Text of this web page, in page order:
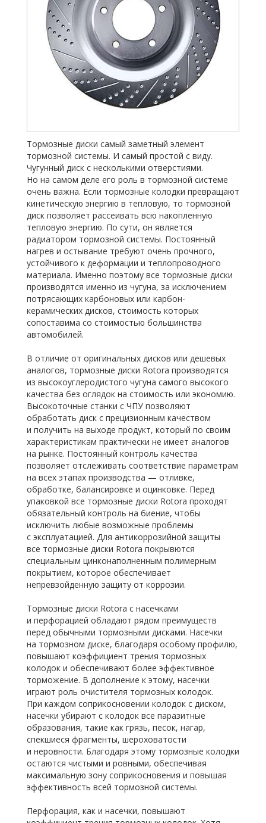
Тормозные диски самый заметный элемент
тормозной системы. И самый простой с виду.
Чугунный диск с несколькими отверстиями.
Но на самом деле его роль в тормозной системе
очень важна. Если тормозные колодки превращают
кинетическую энергию в тепловую, то тормозной
диск позволяет рассеивать всю накопленную
тепловую энергию. По сути, он является
радиатором тормозной системы. Постоянный
нагрев и остывание требуют очень прочного,
устойчивого к деформации и теплопроводного
материала. Именно поэтому все тормозные диски
производятся именно из чугуна, за исключением
потрясающих карбоновых или карбон-
керамических дисков, стоимость которых
сопоставима со стоимостью большинства
автомобилей.
В отличие от оригинальных дисков или дешевых
аналогов, тормозные диски Rotora производятся
из высокоуглеродистого чугуна самого высокого
качества без оглядок на стоимость или экономию.
Высокоточные станки с ЧПУ позволяют
обработать диск с прецизионным качеством
и получить на выходе продукт, который по своим
характеристикам практически не имеет аналогов
на рынке. Постоянный контроль качества
позволяет отслеживать соответствие параметрам
на всех этапах производства — отливке,
обработке, балансировке и оцинковке. Перед
упаковкой все тормозные диски Rotora проходят
обязательный контроль на биение, чтобы
исключить любые возможные проблемы
с эксплуатацией. Для антикоррозийной защиты
все тормозные диски Rotora покрывются
специальным цинконаполненным полимерным
покрытием, которое обеспечивает
непревзойденную защиту от коррозии.
Тормозные диски Rotora с насечками
и перфорацией обладают рядом преимуществ
перед обычными тормозными дисками. Насечки
на тормозном диске, благодаря особому профилю,
повышают коэффициент трения тормозных
колодок и обеспечивают более эффективное
торможение. В дополнение к этому, насечки
играют роль очистителя тормозных колодок.
При каждом соприкосновении колодок с диском,
насечки убирают с колодок все паразитные
образования, такие как грязь, песок, нагар,
спекшиеся фрагменты, шероховатости
и неровности. Благодаря этому тормозные колодки
остаются чистыми и ровными, обеспечивая
максимальную зону соприкосновения и повышая
эффективность всей тормозной системы.
Перфорация, как и насечки, повышают